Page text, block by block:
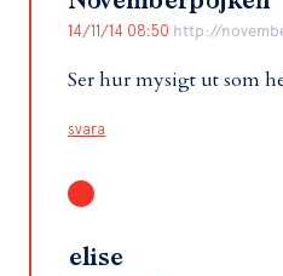
14/11/14 08:50 http://
Ser hur mysigt ut som
svara
elise